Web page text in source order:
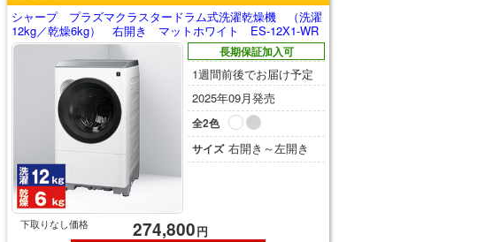
シャープ プラズマクラスタードラム式洗濯乾燥機 （洗濯
12kg／乾燥6kg） 右開き マットホワイト ES-12X1-WR
長期保証加入可
1週間前後でお届け予定
2025年09月発売
全2色
サイズ 右開き～左開き
下取りなし価格 274,800円